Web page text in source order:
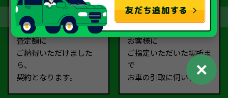
契約
査定額に
ご納得いただけました
ら、
契約となります。
お引取り
お客様に
ご指定いただいた場所ま
で
お車の引取に伺います。
✕